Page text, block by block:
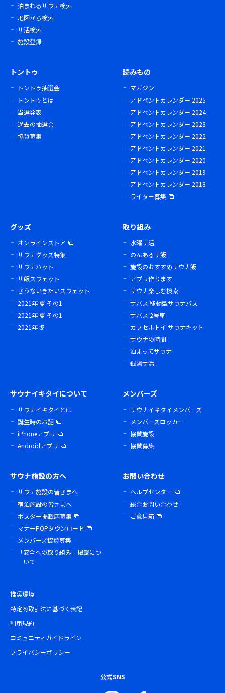
泊まれるサウナ検索
地図から検索
サ活検索
施設登録
トントゥ
トントゥ抽選会
トントゥとは
当選発表
過去の抽選会
協賛募集
読みもの
マガジン
アドベントカレンダー 2025
アドベントカレンダー 2024
アドベントカレンダー 2023
アドベントカレンダー 2022
アドベントカレンダー 2021
アドベントカレンダー 2020
アドベントカレンダー 2019
アドベントカレンダー 2018
ライター募集
グッズ
オンラインストア
サウナグッズ特集
サウナハット
サ飯スウェット
さうないきたいスウェット
2021年 夏 その1
2021年 夏 その1
2021年 冬
取り組み
水曜サ活
のんあるサ飯
施設のおすすめサウナ飯
アプリ作ります
サウナ楽しむ検索
サバス 移動型サウナバス
サバス 2号車
カプセルトイ サウナキット
サウナの時間
泊まってサウナ
銭湯サ活
サウナイキタイについて
サウナイキタイとは
誕生時のお話
iPhoneアプリ
Androidアプリ
メンバーズ
サウナイキタイメンバーズ
メンバーズロッカー
協賛施設
協賛募集
サウナ施設の方へ
サウナ施設の皆さまへ
宿泊施設の皆さまへ
ポスター掲載店募集
マナーPOPダウンロード
メンバーズ協賛募集
「安全への取り組み」掲載につ
いて
お問い合わせ
ヘルプセンター
総合お問い合わせ
ご意見箱
推奨環境
特定商取引法に基づく表記
利用規約
コミュニティガイドライン
プライバシーポリシー
公式SNS